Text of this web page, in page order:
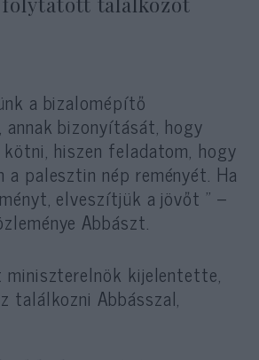
a bizalomépítő
bizonyítását, hogy
hiszen feladatom, hogy
palesztin nép reményét. Ha
elveszítjük a jövőt ” –
Abbászt.
kijelentette,
találkozni Abbásszal,